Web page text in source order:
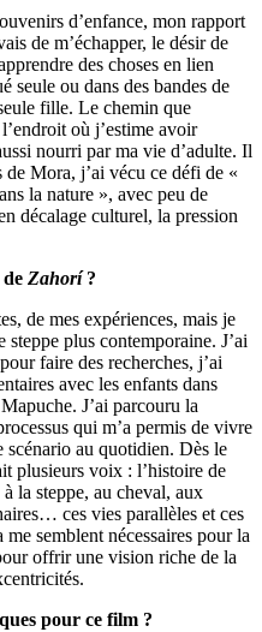
d’enfance, mon rapport
de m’échapper, le désir de
des choses en lien
seule ou dans des bandes de
fille. Le chemin que
où j’estime avoir
nourri par ma vie d’adulte. Il
Mora, j’ai vécu ce défi de «
la nature », avec peu de
décalage culturel, la pression
Zahorí?
de mes expériences, mais je
plus contemporaine. J’ai
faire des recherches, j’ai
avec les enfants dans
J’ai parcouru la
qui m’a permis de vivre
scénario au quotidien. Dès le
plusieurs voix : l’histoire de
la steppe, au cheval, aux
ces vies parallèles et ces
semblent nécessaires pour la
offrir une vision riche de la
pour ce film ?